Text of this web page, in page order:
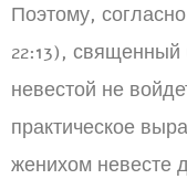
Поэтому,
22:13),
невестой не
практическое
женихом невесте